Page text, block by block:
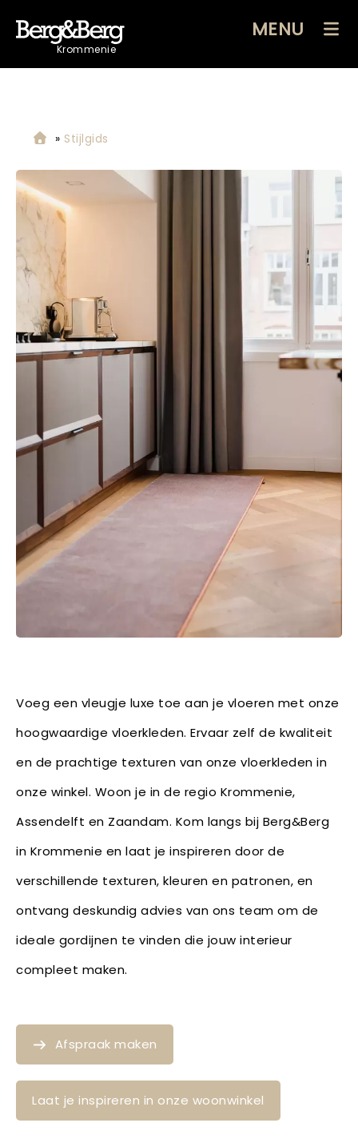
Krommenie
MENU
» Stijlgids
Voeg een vleugje luxe toe aan je vloeren met onze
hoogwaardige vloerkleden. Ervaar zelf de kwaliteit
en de prachtige texturen van onze vloerkleden in
onze winkel. Woon je in de regio Krommenie,
Assendelft en Zaandam. Kom langs bij Berg&Berg
in Krommenie en laat je inspireren door de
verschillende texturen, kleuren en patronen, en
ontvang deskundig advies van ons team om de
ideale gordijnen te vinden die jouw interieur
compleet maken.
Afspraak maken
Laat je inspireren in onze woonwinkel